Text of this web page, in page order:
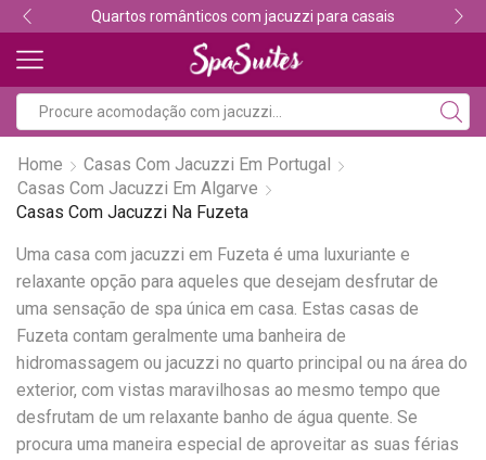
Quartos românticos com jacuzzi para casais
Home
Casas Com Jacuzzi Em Portugal
Casas Com Jacuzzi Em Algarve
Casas Com Jacuzzi Na Fuzeta
Uma casa com jacuzzi em Fuzeta é uma luxuriante e
relaxante opção para aqueles que desejam desfrutar de
uma sensação de spa única em casa. Estas casas de
Fuzeta contam geralmente uma banheira de
hidromassagem ou jacuzzi no quarto principal ou na área do
exterior, com vistas maravilhosas ao mesmo tempo que
desfrutam de um relaxante banho de água quente. Se
procura uma maneira especial de aproveitar as suas férias